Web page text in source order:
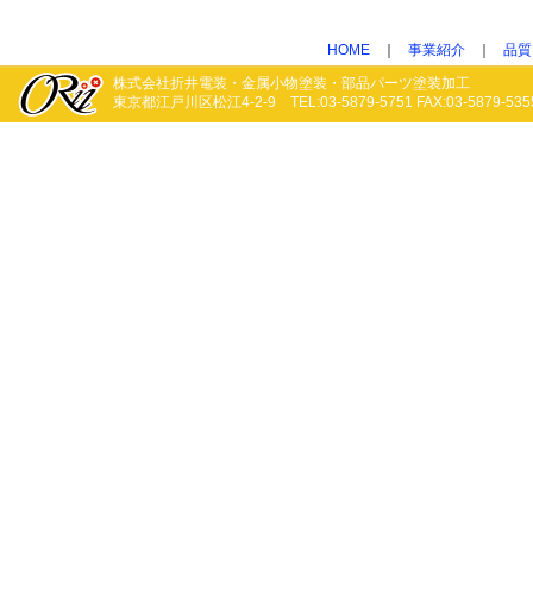
HOME 事業紹介
品
株式会社折井電装・金属小物塗装・部品パーツ塗装加工
東京都江戸川区松江4-2-9 TEL:03-5879-5751 FAX:03-5879-